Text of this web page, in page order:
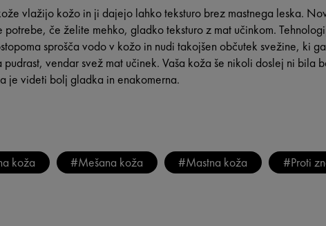
vlažijo kožo in ji dajejo lahko teksturo brez mastnega leska.
potrebe, če želite mehko, gladko teksturo z mat učinkom.
sprošča vodo v kožo in nudi takojšen občutek svežine, ki
pudrast, vendar svež mat učinek. Vaša koža še nikoli doslej ni bila
je videti bolj gladka in enakomerna.
koža #Mešana koža #Mastna koža #Proti